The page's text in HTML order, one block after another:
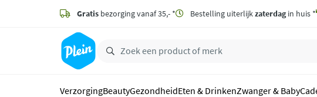
zoeken
hoofdinhoud
Gratis bezorging vanaf 35,- * Bestelling uiterlijkzaterdagin huis *
VerzorgingBeautyGezondheidEten & DrinkenZwanger & Baby